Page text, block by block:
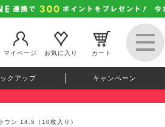
マイページ お気に入り カート
クアップ キャンペーン
ン 14.5（10枚入り）